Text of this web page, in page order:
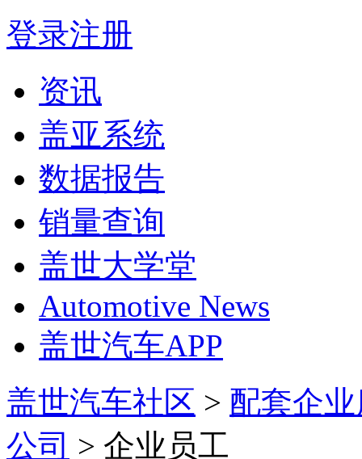
登录注册
资讯
盖亚系统
数据报告
销量查询
盖世大学堂
Automotive News
盖世汽车APP
盖世汽车社区 > 配套企
公司 > 企业员工